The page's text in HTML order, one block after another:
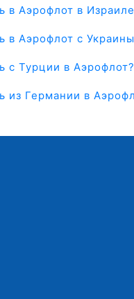
в Аэрофлот в
в Аэрофлот с
с Турции в Аэрофлот?
из Германии в